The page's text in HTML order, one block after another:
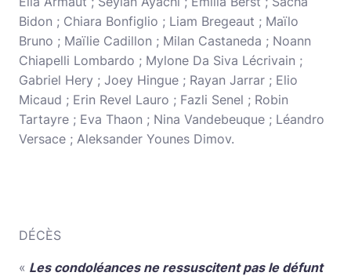
Bidon ; Chiara Bonfiglio ; Liam Bregeaut ; Maïlo
Bruno ; Maïlie Cadillon ; Milan Castaneda ; Noann
Chiapelli Lombardo ; Mylone Da Siva Lécrivain ;
Gabriel Hery ; Joey Hingue ; Rayan Jarrar ; Elio
Micaud ; Erin Revel Lauro ; Fazli Senel ; Robin
Tartayre ; Eva Thaon ; Nina Vandebeuque ; Léandro
Versace ; Aleksander Younes Dimov.
DÉCÈS
« Les condoléances ne ressuscitent pas le défunt